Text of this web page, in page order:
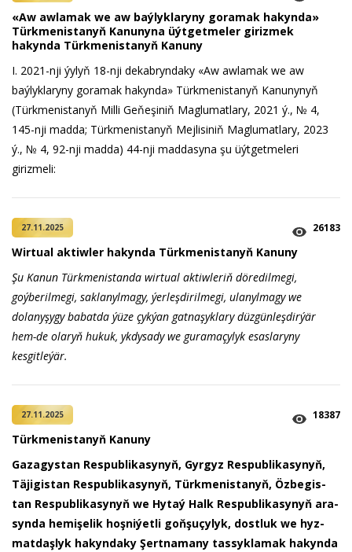
«Aw awlamak we aw baýlyklaryny goramak hakynda»
Türkmenistanyň Kanunyna üýtgetmeler girizmek
hakynda Türkmenistanyň Kanuny
I. 2021-nji ýylyň 18-nji dekabryndaky «Aw awlamak we aw
baýlyklaryny goramak hakynda» Türkmenistanyň Kanunynyň
(Türkmenistanyň Milli Geňeşiniň Maglumatlary, 2021 ý., № 4,
145-nji madda; Türkmenistanyň Mejlisiniň Maglumatlary, 2023
ý., № 4, 92-nji madda) 44-nji maddasyna şu üýtgetmeleri
girizmeli:
27.11.2025 26183
Wirtual aktiwler hakynda Türkmenistanyň Kanuny
Şu Kanun Türkmenistanda wirtual aktiwleriň döredilmegi,
goýberilmegi, saklanylmagy, ýerleşdirilmegi, ulanylmagy we
dolanyşygy babatda ýüze çykýan gatnaşyklary düzgünleşdirýär
hem-de olaryň hukuk, ykdysady we guramaçylyk esaslaryny
kesgitleýär.
27.11.2025 18387
Türk­me­nis­ta­nyň Ka­nu­ny
Ga­za­gys­tan Res­pub­li­ka­sy­nyň, Gyr­gyz Res­pub­li­ka­sy­nyň,
Tä­ji­gis­tan Res­pub­li­ka­sy­nyň, Türk­me­nis­ta­nyň, Öz­be­gis­
tan Res­pub­li­ka­sy­nyň we Hy­taý Halk Res­pub­li­ka­sy­nyň ara­
syn­da he­mi­şe­lik hoş­ni­ýet­li goň­şu­çy­lyk, dost­luk we hyz­
mat­daş­lyk ha­kyn­da­ky Şert­na­ma­ny tas­syk­la­mak ha­kyn­da